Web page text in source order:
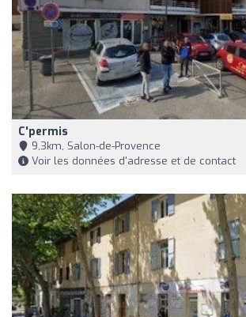
C'permis
9,3km, Salon-de-Provence
Voir les données d'adresse et de contact